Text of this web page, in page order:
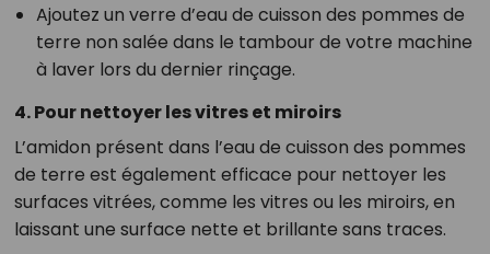
Ajoutez un verre d’eau de cuisson des pommes de
terre non salée dans le tambour de votre machine
à laver lors du dernier rinçage.
4. Pour nettoyer les vitres et miroirs
L’amidon présent dans l’eau de cuisson des pommes
de terre est également efficace pour nettoyer les
surfaces vitrées, comme les vitres ou les miroirs, en
laissant une surface nette et brillante sans traces.